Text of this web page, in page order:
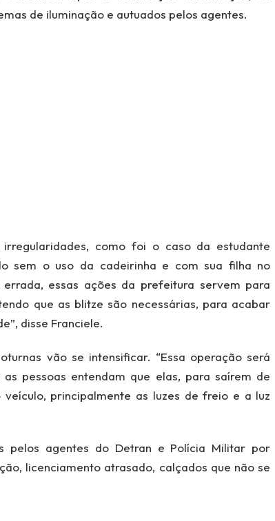
de iluminação e autuados pelos agentes.
como foi o caso da estudante
sem o uso da cadeirinha e com sua filha no
essas ações da prefeitura servem para
que as blitze são necessárias, para acabar
disse Franciele.
vão se intensificar. “Essa operação será
pessoas entendam que elas, para saírem de
principalmente as luzes de freio e a luz
pelos agentes do Detran e Polícia Militar por
licenciamento atrasado, calçados que não se